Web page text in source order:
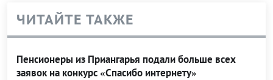
ЧИТАЙТЕ ТАКЖЕ
Пенсионеры из Приангарья подали больше всех
заявок на конкурс «Спасибо интернету»